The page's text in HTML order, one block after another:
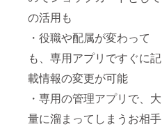
の活用も
・役職や配属が変わって
も、専用アプリですぐに記
載情報の変更が可能
・専用の管理アプリで、大
量に溜まってしまうお相手